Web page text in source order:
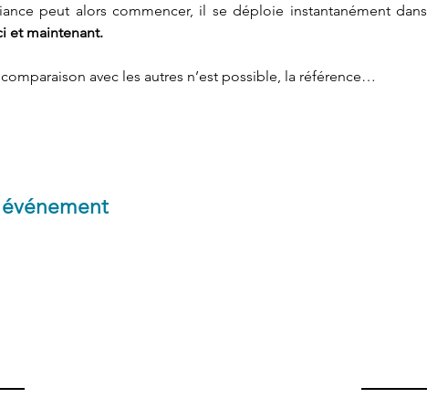
peut alors commencer, il se déploie instantanément dans
et maintenant.
avec les autres n’est possible, la référence…